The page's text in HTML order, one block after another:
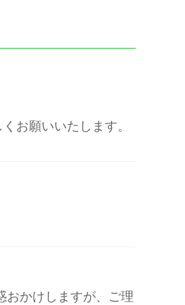
お願いいたします。
おかけしますが、ご理